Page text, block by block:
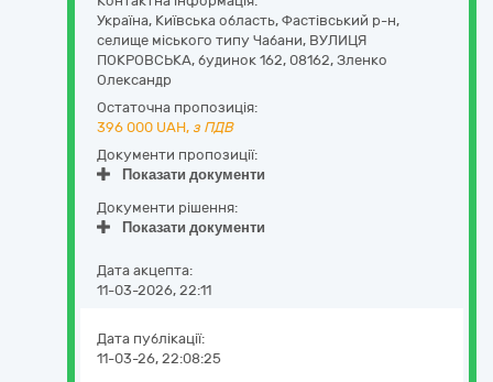
Україна, Київська область, Фастівський р-н,
селище міського типу Чабани, ВУЛИЦЯ
ПОКРОВСЬКА, будинок 162, 08162, Зленко
Олександр
Остаточна пропозиція:
396 000 UAH, з ПДВ
Документи пропозиції:
Показати документи
Документи рішення:
Показати документи
Дата акцепта:
11-03-2026, 22:11
Дата публікації:
11-03-26, 22:08:25